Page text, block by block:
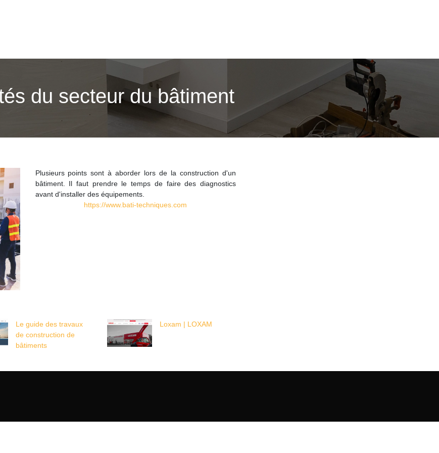
du secteur du bâtiment
Plusieurs points sont à aborder lors de la construction d'un
bâtiment. Il faut prendre le temps de faire des diagnostics
avant d'installer des équipements.
https://www.bati-techniques.com
Le guide des travaux
de construction de
bâtiments
Loxam | LOXAM